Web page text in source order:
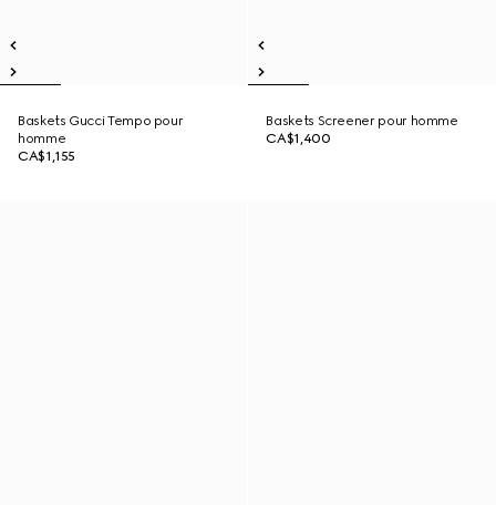
Baskets Gucci Tempo pour
homme
CA$1,155
Baskets Screener pour homme
CA$1,400